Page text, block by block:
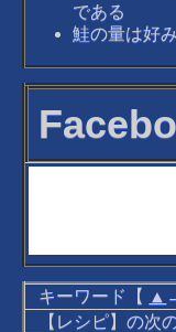
である
鮭の量は好
キーワード【 ▲
【レシピ】の次